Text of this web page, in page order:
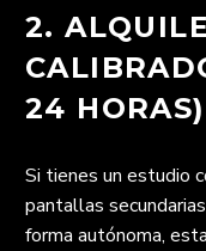
2.
24 HORAS)
Si tienes un estudio
pantallas
forma autónoma,